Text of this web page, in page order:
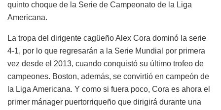
quinto choque de la Serie de Campeonato de la Liga
Americana.
La tropa del dirigente cagüeño Alex Cora dominó la serie
4-1, por lo que regresarán a la Serie Mundial por primera
vez desde el 2013, cuando conquistó su último trofeo de
campeones. Boston, además, se convirtió en campeón de
la Liga Americana. Y como si fuera poco, Cora es ahora el
primer mánager puertorriqueño que dirigirá durante una